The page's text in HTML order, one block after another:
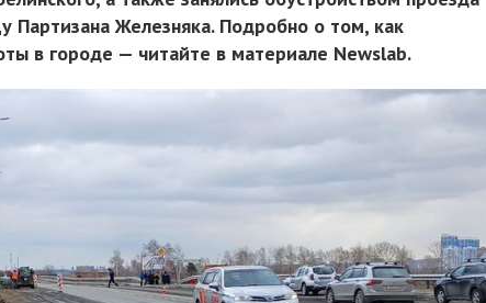
Партизана Железняка. Подробно о том, как
в городе — читайте в материале Newslab.